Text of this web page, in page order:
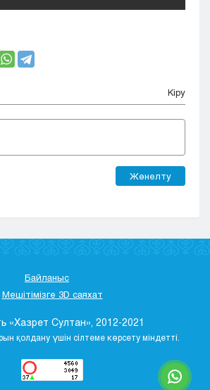
Кіру
Жөнелту
Байланыс
Мешітімізге 3D саяхат
«Хазрет Султан», 2012-2021
қолдану үшін сілтеме көрсету міндетті.